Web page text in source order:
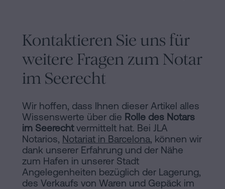
Kontaktieren Sie uns für
weitere Fragen zum Notar
im Seerecht
Wir hoffen, dass Ihnen dieser Artikel alles
Wissenswerte über die Rolle des Notars
im Seerechtvermittelt hat. Bei JLA
Notarios, Notariat in Barcelona, können wir
dank unserer Erfahrung und der Nähe
zum Hafen in unserer Stadt
Angelegenheiten bezüglich der Lagerung,
des Verkaufs von Waren und Gepäck im